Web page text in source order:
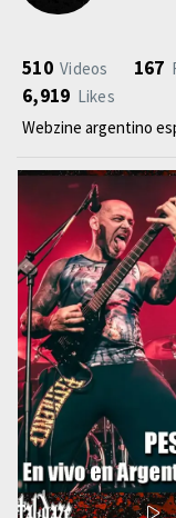
510 Videos 167
6,919 Likes
Webzine argentino